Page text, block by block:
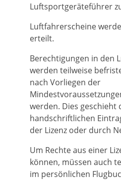
Luftsportgeräteführer
Luftfahrerscheine
erteilt.
Berechtigungen in den
werden teilweise
nach Vorliegen der
werden. Dies geschieht
handschriftlichen
der Lizenz oder durch
Um Rechte aus einer
können, müssen auch
im persönlichen